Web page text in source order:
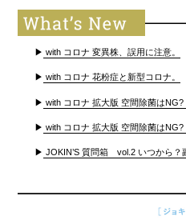
▶ with コロナ 変異株、誤用に注意。
▶ with コロナ 花粉症と新型コロナ。
▶ with コロナ 拡大版 空間除菌はNG?
▶ with コロナ 拡大版 空間除菌はNG?
▶ JOKIN’S 質問箱 vol.2 いつから？